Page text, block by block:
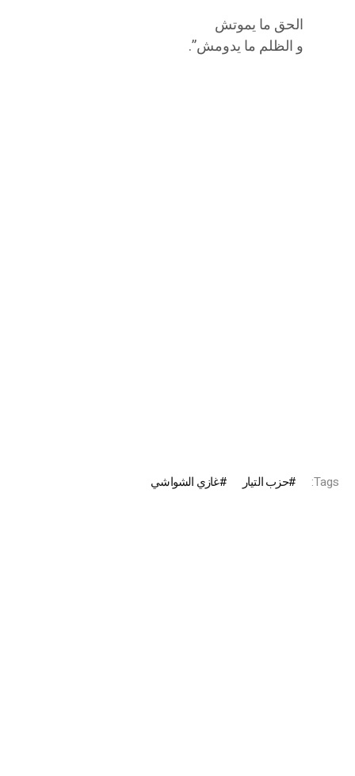
الحق ما يموتش
و الظلم ما يدومش”.
Tags: حزب التيار غازي الشواشي